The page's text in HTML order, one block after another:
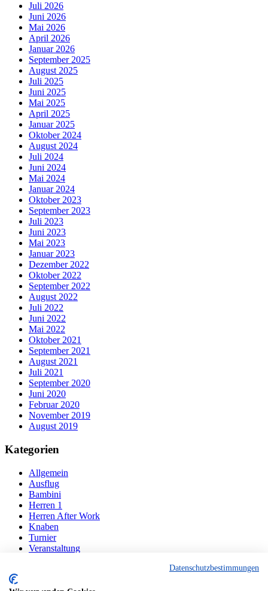
Juli 2026
Juni 2026
Mai 2026
April 2026
Januar 2026
September 2025
August 2025
Juli 2025
Juni 2025
Mai 2025
April 2025
Januar 2025
Oktober 2024
August 2024
Juli 2024
Juni 2024
Mai 2024
Januar 2024
Oktober 2023
September 2023
Juli 2023
Juni 2023
Mai 2023
Januar 2023
Dezember 2022
Oktober 2022
September 2022
August 2022
Juli 2022
Juni 2022
Mai 2022
Oktober 2021
September 2021
August 2021
Juli 2021
September 2020
Juni 2020
Februar 2020
November 2019
August 2019
Kategorien
Allgemein
Ausflug
Bambini
Herren 1
Herren After Work
Knaben
Turnier
Veranstaltung
Navigation Datenschutzbestimmungen